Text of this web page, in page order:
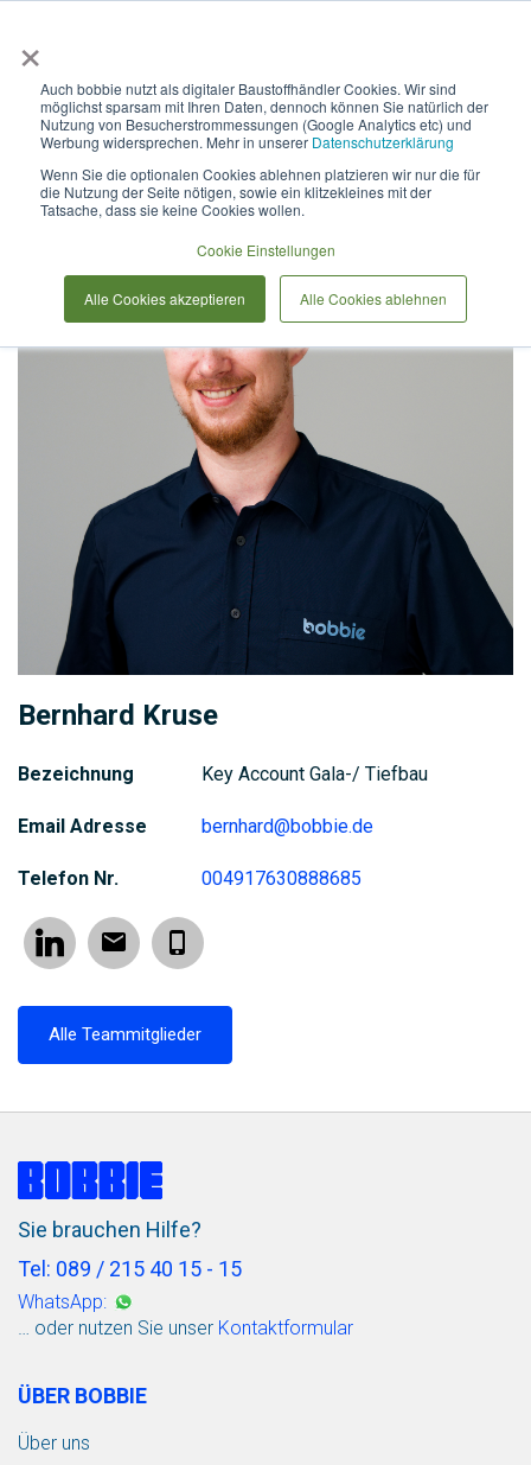
×
Auch bobbie nutzt als digitaler Baustoffhändler Cookies. Wir sind
möglichst sparsam mit Ihren Daten, dennoch können Sie natürlich der
Nutzung von Besucherstrommessungen (Google Analytics etc) und
Werbung widersprechen. Mehr in unserer Datenschutzerklärung
Wenn Sie die optionalen Cookies ablehnen platzieren wir nur die für
die Nutzung der Seite nötigen, sowie ein klitzekleines mit der
Tatsache, dass sie keine Cookies wollen.
Cookie Einstellungen
Alle Cookies akzeptieren Alle Cookies ablehnen
Unser Team
Bernhard Kruse
Bezeichnung Key Account Gala-/ Tiefbau
Email Adresse bernhard@bobbie.de
Telefon Nr. 004917630888685
Linkedin Email Phone
Alle Teammitglieder
Sie brauchen Hilfe?
Tel: 089 / 215 40 15 - 15
WhatsApp:
… oder nutzen Sie unser Kontaktformular
ÜBER BOBBIE
Über uns